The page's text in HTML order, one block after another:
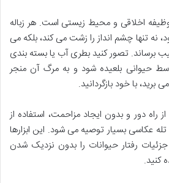
اخلاقی و محیط زیستی است. هر زباله
نه تنها چشم انداز را زشت می کند، بلکه می
برساند. تصور کنید بطری آب یا بسته بندی
حیوانی بلعیده شود و به مرگ آن منجر
با خود بازگردانید.
دور و بدون ایجاد مزاحمت، استفاده از
عکاسی بسیار توصیه می شود. این ابزارها
رفتار حیوانات را بدون نزدیک شدن
کنید.